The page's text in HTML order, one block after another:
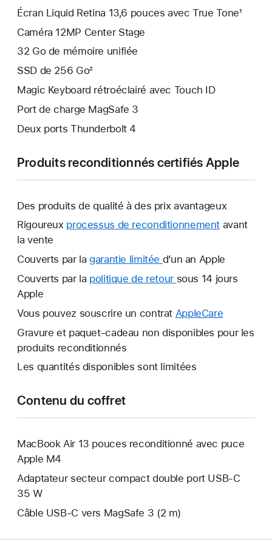
Écran Liquid Retina 13,6 pouces avec True Tone¹
Caméra 12MP Center Stage
32 Go de mémoire unifiée
SSD de 256 Go²
Magic Keyboard rétroéclairé avec Touch ID
Port de charge MagSafe 3
Deux ports Thunderbolt 4
Produits reconditionnés certifiés Apple
Des produits de qualité à des prix avantageux
Rigoureux processus de reconditionnement avant
la vente
Couverts par la garantie limitée Une
nouvelle
d’un an Apple
Couverts par la politique de retour Une
fenêtre
sous 14 jours
Apple
Vous pouvez souscrire un contrat AppleCare
nouvelle
Gravure et paquet-cadeau non disponibles pour les
produits reconditionnés
Les quantités disponibles sont limitées
Contenu du coffret
MacBook Air 13 pouces reconditionné avec puce
Apple M4
Adaptateur secteur compact double port USB-C
35 W
Câble USB-C vers MagSafe 3 (2 m)